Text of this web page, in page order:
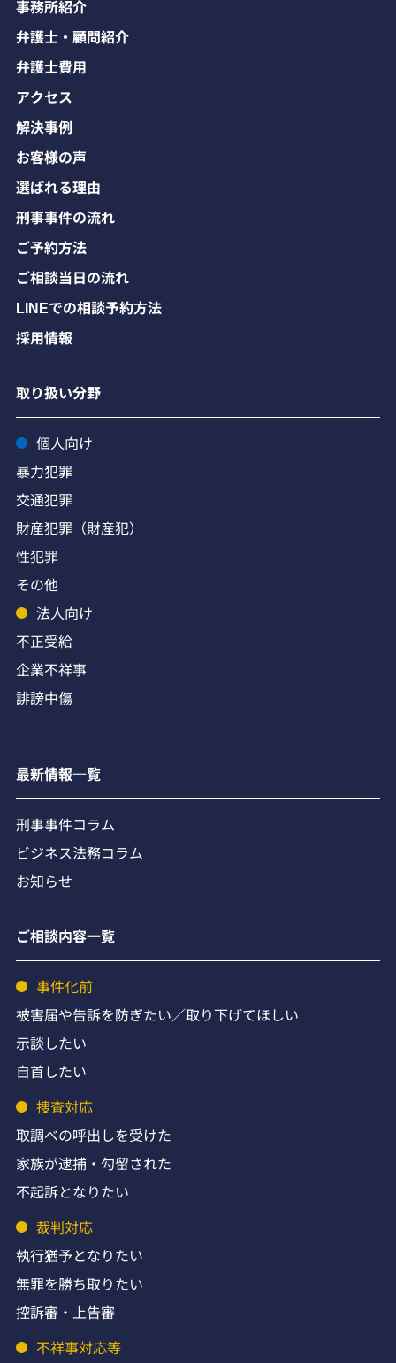
事務所紹介
弁護士・顧問紹介
弁護士費用
アクセス
解決事例
お客様の声
選ばれる理由
刑事事件の流れ
ご予約方法
ご相談当日の流れ
LINEでの相談予約方法
採用情報
取り扱い分野
個人向け
暴力犯罪
交通犯罪
財産犯罪（財産犯）
性犯罪
その他
法人向け
不正受給
企業不祥事
誹謗中傷
最新情報一覧
刑事事件コラム
ビジネス法務コラム
お知らせ
ご相談内容一覧
事件化前
被害届や告訴を防ぎたい／取り下げてほしい
示談したい
自首したい
捜査対応
取調べの呼出しを受けた
家族が逮捕・勾留された
不起訴となりたい
裁判対応
執行猶予となりたい
無罪を勝ち取りたい
控訴審・上告審
不祥事対応等